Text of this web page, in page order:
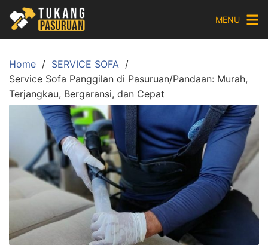
content
MENU
Home
SERVICE SOFA
Service Sofa Panggilan di Pasuruan/Pandaan: Murah,
Terjangkau, Bergaransi, dan Cepat